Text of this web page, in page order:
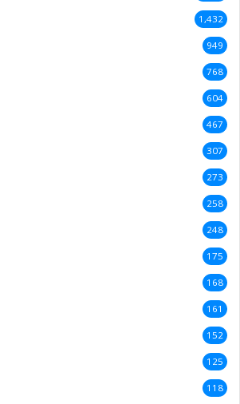
1,432
949
768
604
467
307
273
258
248
175
168
161
152
125
118